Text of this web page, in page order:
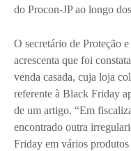
do Procon-JP ao longo
O secretário de Proteção
acrescenta que foi
venda casada, cuja loja
referente à Black Friday
de um artigo. “Em
encontrado outra
Friday em vários